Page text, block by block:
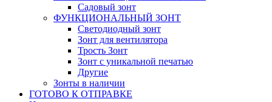
Садовый зонт
ФУНКЦИОНАЛЬНЫЙ ЗОНТ
Светодиодный зонт
Зонт для вентилятора
Трость Зонт
Зонт с уникальной печатью
Другие
Зонты в наличии
ГОТОВО К ОТПРАВКЕ